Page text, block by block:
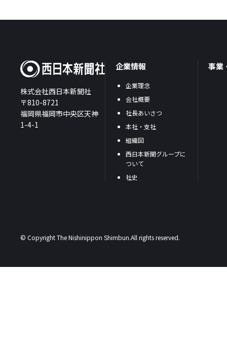
株式会社西日本新聞社
〒810-8721
福岡県福岡市中央区天神
1-4-1
企業情報
企業理念
会社概要
社長あいさつ
本社・支社
組織図
西日本新聞グループに
ついて
社史
事業
© Copyright The Nishinippon Shimbun.All rights reserved.